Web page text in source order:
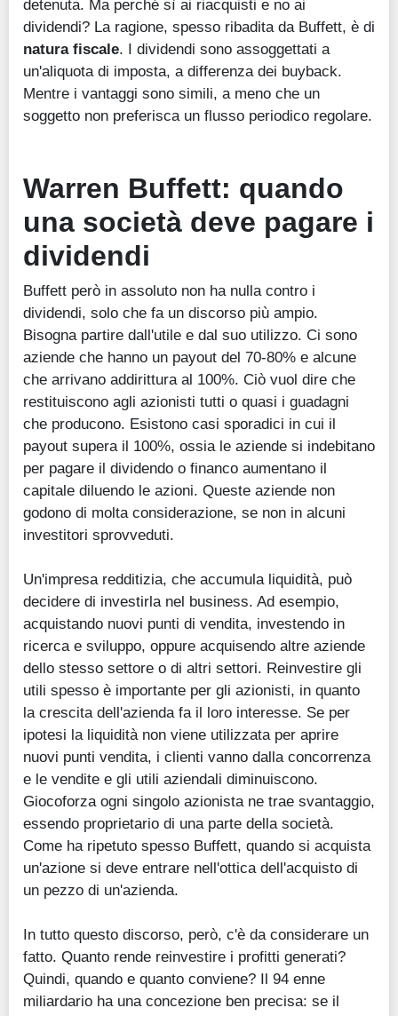
detenuta. Ma perché sì ai riacquisti e no ai
dividendi? La ragione, spesso ribadita da Buffett, è di
natura fiscale. I dividendi sono assoggettati a
un'aliquota di imposta, a differenza dei buyback.
Mentre i vantaggi sono simili, a meno che un
soggetto non preferisca un flusso periodico regolare.
Warren Buffett: quando
una società deve pagare i
dividendi
Buffett però in assoluto non ha nulla contro i
dividendi, solo che fa un discorso più ampio.
Bisogna partire dall'utile e dal suo utilizzo. Ci sono
aziende che hanno un payout del 70-80% e alcune
che arrivano addirittura al 100%. Ciò vuol dire che
restituiscono agli azionisti tutti o quasi i guadagni
che producono. Esistono casi sporadici in cui il
payout supera il 100%, ossia le aziende si indebitano
per pagare il dividendo o financo aumentano il
capitale diluendo le azioni. Queste aziende non
godono di molta considerazione, se non in alcuni
investitori sprovveduti.
Un'impresa redditizia, che accumula liquidità, può
decidere di investirla nel business. Ad esempio,
acquistando nuovi punti di vendita, investendo in
ricerca e sviluppo, oppure acquisendo altre aziende
dello stesso settore o di altri settori. Reinvestire gli
utili spesso è importante per gli azionisti, in quanto
la crescita dell'azienda fa il loro interesse. Se per
ipotesi la liquidità non viene utilizzata per aprire
nuovi punti vendita, i clienti vanno dalla concorrenza
e le vendite e gli utili aziendali diminuiscono.
Giocoforza ogni singolo azionista ne trae svantaggio,
essendo proprietario di una parte della società.
Come ha ripetuto spesso Buffett, quando si acquista
un'azione si deve entrare nell'ottica dell'acquisto di
un pezzo di un'azienda.
In tutto questo discorso, però, c'è da considerare un
fatto. Quanto rende reinvestire i profitti generati?
Quindi, quando e quanto conviene? Il 94 enne
miliardario ha una concezione ben precisa: se il